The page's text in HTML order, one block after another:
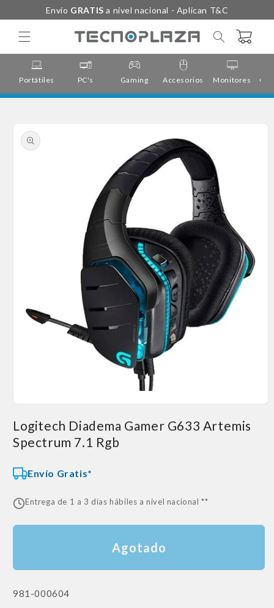
directamente
Envío GRATISa nivel nacional - Aplican T&C
Carrito
Portátiles PC's Gaming Accesorios Monitores
directamente
a la
información
multimedia
en
modal
Logitech Diadema Gamer G633 Artemis
Spectrum 7.1 Rgb
Envío Gratis*
Entrega de 1 a 3 días hábiles a nivel nacional **
Agotado
SKU:
981-000604